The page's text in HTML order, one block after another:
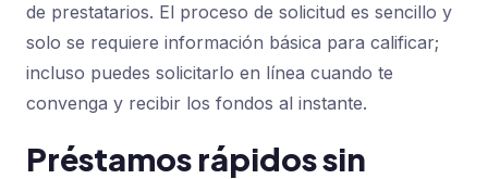
de prestatarios. El proceso de solicitud es sencillo y
solo se requiere información básica para calificar;
incluso puedes solicitarlo en línea cuando te
convenga y recibir los fondos al instante.
Préstamos rápidos sin